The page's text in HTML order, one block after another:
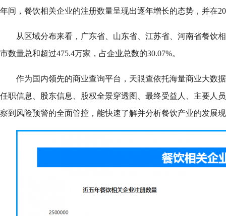
年间，餐饮相关企业的注册数量呈现出逐年增长的态势，并在
从区域分布来看，广东省、山东省、江苏省、河南省餐饮
市数量总和超过475.4万家，占企业总数的30.07%。
作为国内领先的商业查询平台，天眼查依托海量商业大数
任职信息、股东信息、股权全景穿透图、最终受益人、主要人
察到风险预警的全面管控，能快速了解并分析餐饮产业的发展